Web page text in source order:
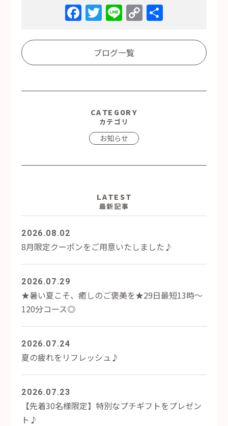
Facebook
Twitter
LineCopy
Link
ブログ一覧
CATEGORY
カテゴリ
お知らせ
LATEST
最新記事
2026.08.02
8月限定クーポンをご用意いたしました♪
2026.07.29
★暑い夏こそ、癒しのご褒美を★29日最短13時～
120分コース◎
2026.07.24
夏の疲れをリフレッシュ♪
2026.07.23
【先着30名様限定】特別なプチギフトをプレゼン
ト♪